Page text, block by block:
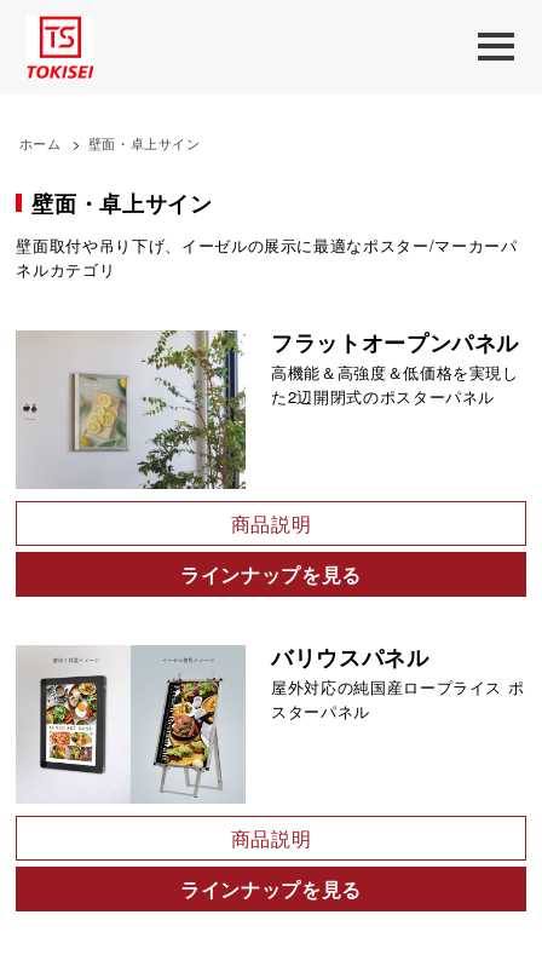
ホーム > 壁面・卓上サイン
壁面・卓上サイン
壁面取付や吊り下げ、イーゼルの展示に最適なポスター/マーカーパ
ネルカテゴリ
フラットオープンパネル
高機能＆高強度＆低価格を実現し
た2辺開閉式のポスターパネル
商品説明
ラインナップを見る
バリウスパネル
屋外対応の純国産ロープライス ポ
スターパネル
商品説明
ラインナップを見る